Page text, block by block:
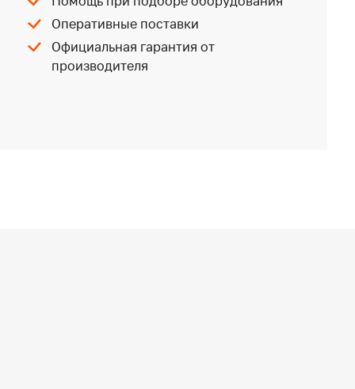
Оперативные поставки
Официальная гарантия от
производителя